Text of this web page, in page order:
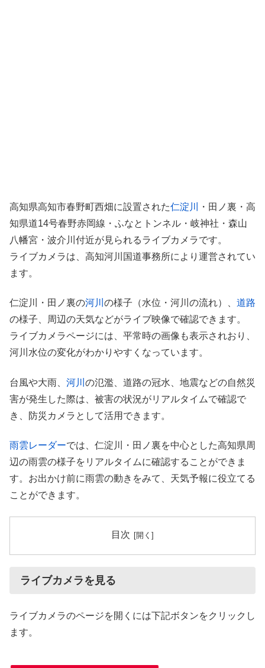
高知県高知市春野町西畑に設置された仁淀川
・田ノ裏・高
知県道14号春野赤岡線・ふなとトンネル・岐神社・森山
八幡宮・波介川付近が見られるライブカメラです。
ライブカメラは、高知河川国道事務所により運営されてい
ます。
仁淀川・田ノ裏の河川 の様子（水位・河川の流れ）、 道路
の様子、周辺の天気などがライブ映像で確認できます。
ライブカメラページには、平常時の画像も表示されおり、
河川水位の変化がわかりやすくなっています。
台風や大雨、 河川 の氾濫、道路の冠水、地震などの自然災
害が発生した際は、被害の状況がリアルタイムで確認で
き、防災カメラとして活用できます。
雨雲レーダーでは、仁淀川・田ノ裏を中心とした高知県周
辺の雨雲の様子をリアルタイムに確認することができま
す。お出かけ前に雨雲の動きをみて、天気予報に役立てる
ことができます。
目次
ライブカメラを見る
ライブカメラのページを開くには下記ボタンをクリックし
ます。